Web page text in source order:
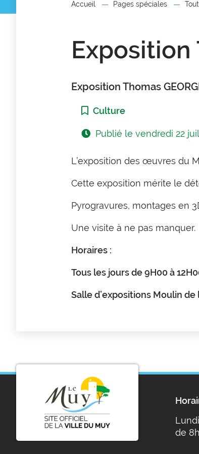
Accueil Pages spéciales
Exposition
Exposition Thomas
Catégorie :
Culture
Publié levendredi 22
L’exposition des œuvres du
Cette exposition mérite le
Pyrogravures, montages en
Une visite à ne pas manquer.
Horaires :
Tous les jours de 9H00 à
Salle d’expositions Moulin de
de